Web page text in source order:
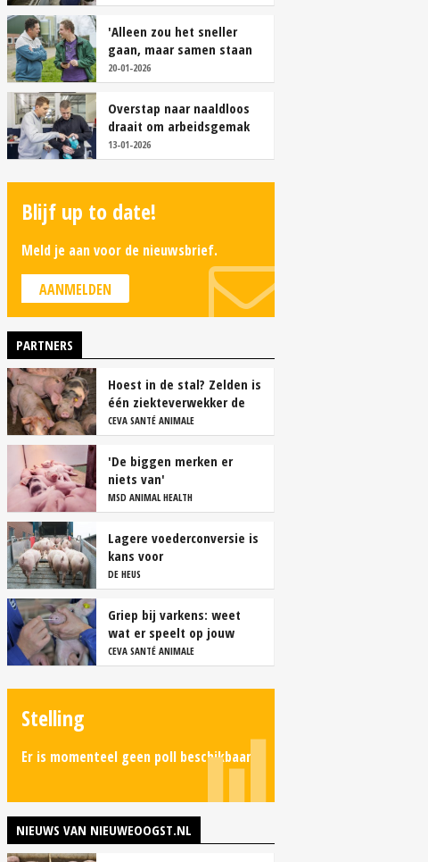
'Alleen zou het sneller
gaan, maar samen staan
we stukken sterker'
20-01-2026
Overstap naar naaldloos
draait om arbeidsgemak
en diervriendelijkheid
13-01-2026
Blijf up to date!
Meld je aan voor de nieuwsbrief.
AANMELDEN
PARTNERS
Hoest in de stal? Zelden is
één ziekteverwekker de
oorzaak
CEVA SANTÉ ANIMALE
'De biggen merken er
niets van'
MSD ANIMAL HEALTH
Lagere voederconversie is
kans voor
vleesvarkenshouders
DE HEUS
Griep bij varkens: weet
wat er speelt op jouw
bedrijf
CEVA SANTÉ ANIMALE
Stelling
Er is momenteel geen poll beschikbaar.
NIEUWS VAN NIEUWEOOGST.NL